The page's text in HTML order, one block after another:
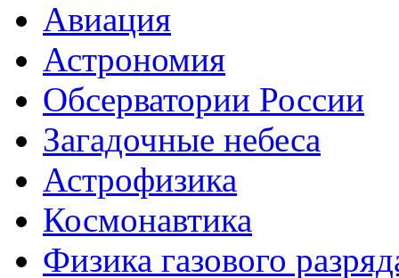
Авиация
Астрономия
Обсерватории России
Загадочные небеса
Астрофизика
Космонавтика
Физика газового